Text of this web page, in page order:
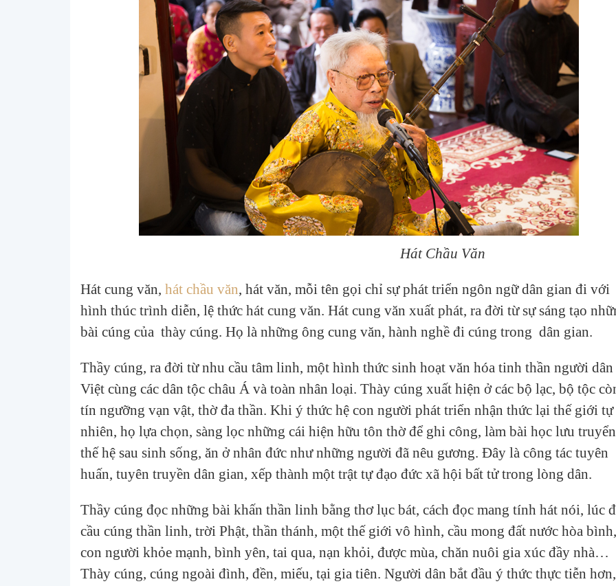
Hát Chầu Văn
Hát cung văn, hát chầu văn, hát văn, mỗi tên gọi chỉ sự phát triển ngôn ngữ dân gian đi với
hình thúc trình diễn, lệ thức hát cung văn. Hát cung văn xuất phát, ra đời từ sự sáng tạo
bài cúng của thày cúng. Họ là những ông cung văn, hành nghề đi cúng trong dân gian.
Thầy cúng, ra đời từ nhu cầu tâm linh, một hình thức sinh hoạt văn hóa tinh thần người dân
Việt cùng các dân tộc châu Á và toàn nhân loại. Thày cúng xuất hiện ở các bộ lạc, bộ tộc
tín ngưỡng vạn vật, thờ đa thần. Khi ý thức hệ con người phát triển nhận thức lại thế giới tự
nhiên, họ lựa chọn, sàng lọc những cái hiện hữu tôn thờ để ghi công, làm bài học lưu truyển
thế hệ sau sinh sống, ăn ở nhân đức như những người đã nêu gương. Đây là công tác tuyên
huấn, tuyên truyền dân gian, xếp thành một trật tự đạo đức xã hội bất tử trong lòng dân.
Thầy cúng đọc những bài khấn thần linh bằng thơ lục bát, cách đọc mang tính hát nói, lúc
cầu cúng thần linh, trời Phật, thần thánh, một thế giới vô hình, cầu mong đất nước hòa bình,
con người khỏe mạnh, bình yên, tai qua, nạn khỏi, được mùa, chăn nuôi gia xúc đầy nhà…
Thày cúng, cúng ngoài đình, đền, miếu, tại gia tiên. Người dân bắt đầu ý thức thực tiễn hơn,